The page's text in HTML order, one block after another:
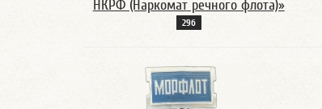
НКРФ (Наркомат речного флота)»
29б